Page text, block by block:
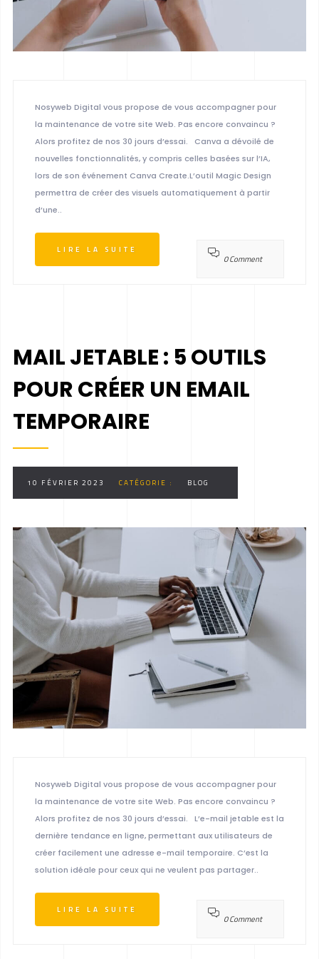
Nosyweb Digital vous propose de vous accompagner pour
la maintenance de votre site Web. Pas encore convaincu ?
Alors profitez de nos 30 jours d’essai. Canva a dévoilé de
nouvelles fonctionnalités, y compris celles basées sur l’IA,
lors de son événement Canva Create.L’outil Magic Design
permettra de créer des visuels automatiquement à partir
d’une..
LIRE LA SUITE
0 Comment
MAIL JETABLE : 5 OUTILS
POUR CRÉER UN EMAIL
TEMPORAIRE
10 FÉVRIER 2023 CATÉGORIE : BLOG
Nosyweb Digital vous propose de vous accompagner pour
la maintenance de votre site Web. Pas encore convaincu ?
Alors profitez de nos 30 jours d’essai. L’e-mail jetable est la
dernière tendance en ligne, permettant aux utilisateurs de
créer facilement une adresse e-mail temporaire. C’est la
solution idéale pour ceux qui ne veulent pas partager..
LIRE LA SUITE
0 Comment